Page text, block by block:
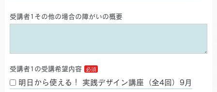
受講者1その他の場合の障がいの概要
受講者1の受講希望内容
明日から使える！ 実践デザイン講座（全4回）9月